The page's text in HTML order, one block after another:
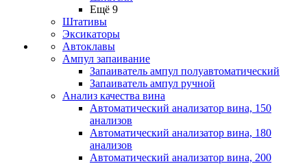
Ещё 9
Штативы
Эксикаторы
Автоклавы
Ампул запаивание
Запаиватель ампул полуавтоматический
Запаиватель ампул ручной
Анализ качества вина
Автоматический анализатор вина, 150
анализов
Автоматический анализатор вина, 180
анализов
Автоматический анализатор вина, 200